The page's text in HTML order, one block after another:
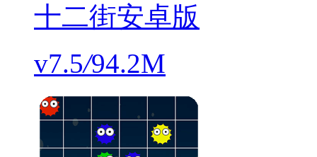
十二街安卓版
v7.5/94.2M